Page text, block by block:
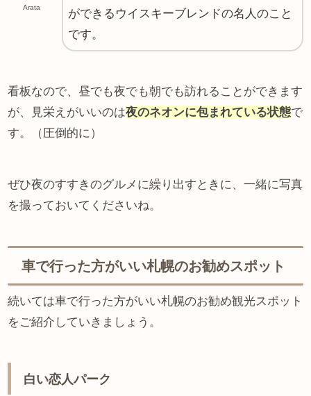
Arata
ができるウイスキーブレンドの名人のこと
です。
看板なので、昼でも夜でも朝でも訪れることができます
が、見栄えがいいのは夜のネオンに包まれている状態で
す。（圧倒的に）
ぜひ夜のすすきのグルメに繰り出すときに、一緒に写真
を撮っておいてくださいね。
車で行った方がいい札幌のお勧めスポット
続いては車で行った方がいい札幌のお勧め観光スポット
をご紹介していきましょう。
白い恋人パーク